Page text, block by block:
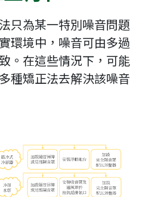
只為某一特別噪音問題
環境中，噪音可由多過
。在這些情況下，可能
種矯正法去解決該噪音